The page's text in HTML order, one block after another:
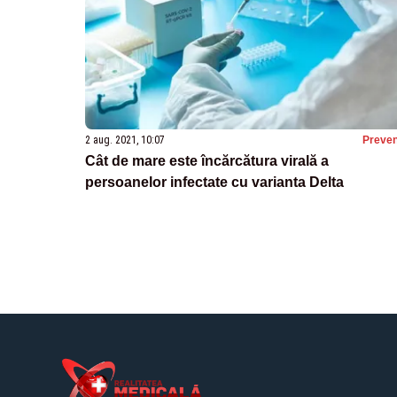
2 aug. 2021, 10:07
Cât de mare este încărcătura virală a
persoanelor infectate cu varianta Delta